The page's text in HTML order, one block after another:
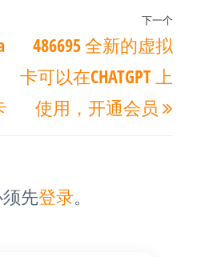
下
一
篇
下一个
486695 全新的虚拟
卡可以在CHATGPT 上
使用，开通会员
先登录。